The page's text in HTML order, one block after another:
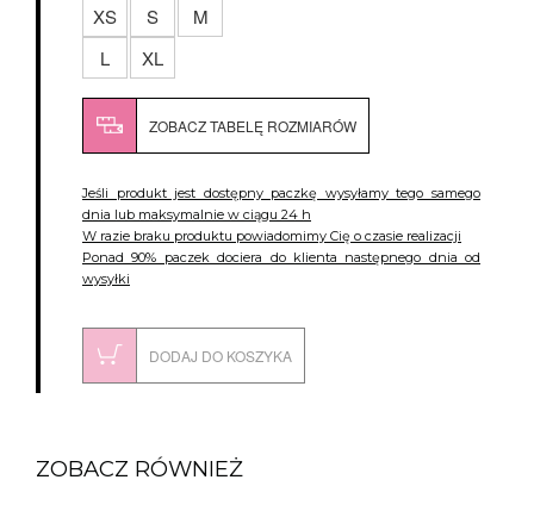
XS
S
M
L
XL
ZOBACZ TABELĘ ROZMIARÓW
Jeśli produkt jest dostępny paczkę wysyłamy tego samego
dnia lub maksymalnie w ciągu 24 h
W razie braku produktu powiadomimy Cię o czasie realizacji
Ponad 90% paczek dociera do klienta następnego dnia od
wysyłki
DODAJ DO KOSZYKA
ZOBACZ RÓWNIEŻ